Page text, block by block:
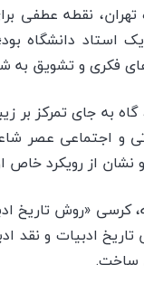
در سال ۱۳۱۷ در دانشگاه
استاد دانشگاه
فکری و تشویق
گاه به جای تمرکز
و اجتماعی عصر
و نشان از رویکرد
کرسی «روش
تاریخ ادبیات و
ساخت.